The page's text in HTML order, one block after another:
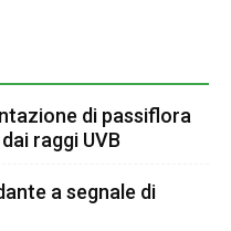
di passiflora
raggi UVB
a segnale di